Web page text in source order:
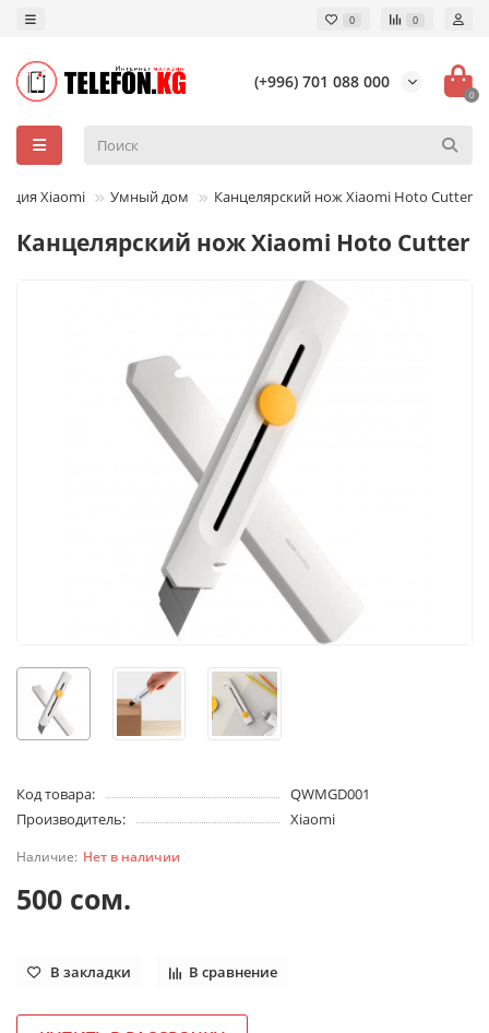
0 0
(+996) 701 088 000
0
Xiaomi Умный дом Канцелярский нож Xiaomi Hoto Cutter
Канцелярский нож Xiaomi Hoto Cutter
Код товара:
QWMGD001
Производитель:
Xiaomi
Нет в наличии
500 сом.
В закладки В сравнение